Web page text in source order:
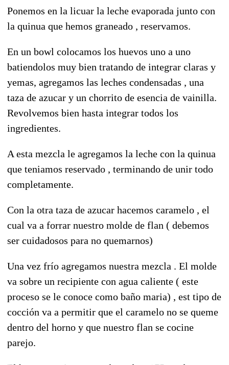
Ponemos en la licuar la leche evaporada junto con
la quinua que hemos graneado , reservamos.
En un bowl colocamos los huevos uno a uno
batiendolos muy bien tratando de integrar claras y
yemas, agregamos las leches condensadas , una
taza de azucar y un chorrito de esencia de vainilla.
Revolvemos bien hasta integrar todos los
ingredientes.
A esta mezcla le agregamos la leche con la quinua
que teniamos reservado , terminando de unir todo
completamente.
Con la otra taza de azucar hacemos caramelo , el
cual va a forrar nuestro molde de flan ( debemos
ser cuidadosos para no quemarnos)
Una vez frío agregamos nuestra mezcla . El molde
va sobre un recipiente con agua caliente ( este
proceso se le conoce como baño maria) , est tipo de
cocción va a permitir que el caramelo no se queme
dentro del horno y que nuestro flan se cocine
parejo.